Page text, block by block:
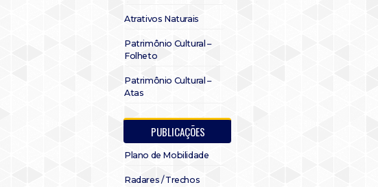
Atrativos Naturais
Patrimônio Cultural –
Folheto
Patrimônio Cultural –
Atas
PUBLICAÇÕES
Plano de Mobilidade
Radares / Trechos